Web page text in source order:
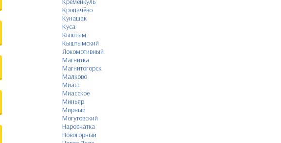
Кропачёво
Кунашак
Куса
Кыштым
Кыштымский
Локомотивный
Магнитка
Магнитогорск
Малково
Миасс
Миасское
Миньяр
Мирный
Могутовский
Наровчатка
Новогорный